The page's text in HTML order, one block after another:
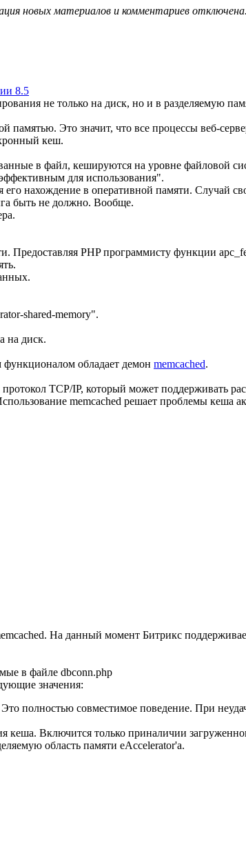
новых материалов и комментариев отключена.
8.5
не только на диск, но и в разделяемую
Это значит, что все процессы веб-
кеш.
в файл, кешируются на уровне файловой
для использования".
нахождение в оперативной памяти. Случай
быть не должно. Вообще.
PHP программисту функции
shared-memory".
на диск.
функционалом обладает демон memcached.
TCP/IP, который может поддерживать
memcached решает проблемы кеша
На данный момент Битрикс
в файле dbconn.php
значения:
полностью совместимое поведение. При
кеша. Включится только приналичии
область памяти eAccelerator'а.